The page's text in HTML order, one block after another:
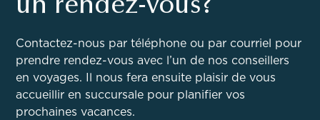
un rendez-vous?
Contactez-nous par téléphone ou par courriel pour
prendre rendez-vous avec l’un de nos conseillers
en voyages. Il nous fera ensuite plaisir de vous
accueillir en succursale pour planifier vos
prochaines vacances.